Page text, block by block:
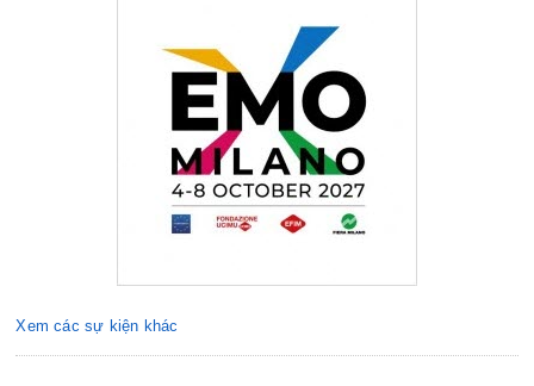
Xem các sự kiện khác